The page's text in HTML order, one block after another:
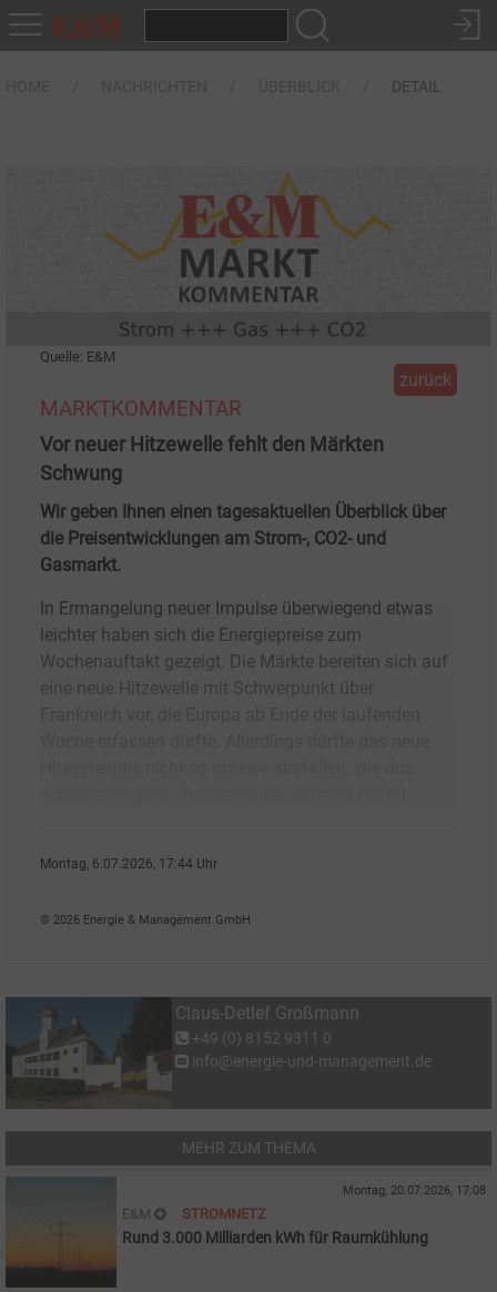
DETAIL
Quelle: E&M
zurück
MARKTKOMMENTAR
Vor neuer Hitzewelle fehlt den Märkten
Schwung
Wir geben Ihnen einen tagesaktuellen Überblick über
die Preisentwicklungen am Strom-, CO2- und
Gasmarkt.
In Ermangelung neuer Impulse überwiegend etwas
leichter haben sich die Energiepreise zum
Wochenauftakt gezeigt. Die Märkte bereiten sich auf
eine neue Hitzewelle mit Schwerpunkt über
Montag, 6.07.2026, 17:44 Uhr
© 2026 Energie & Management GmbH
Claus-Detlef Großmann
+49 (0) 8152 9311 0
info@energie-und-management.de
MEHR ZUM THEMA
Montag, 20.07.2026, 17:08
E&M STROMNETZ
Rund 3.000 Milliarden kWh für Raumkühlung